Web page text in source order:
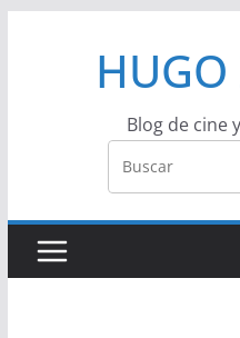
Blog de cine